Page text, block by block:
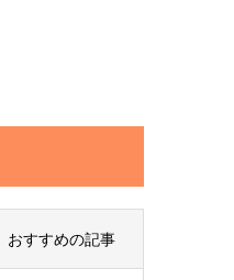
おすすめの記事